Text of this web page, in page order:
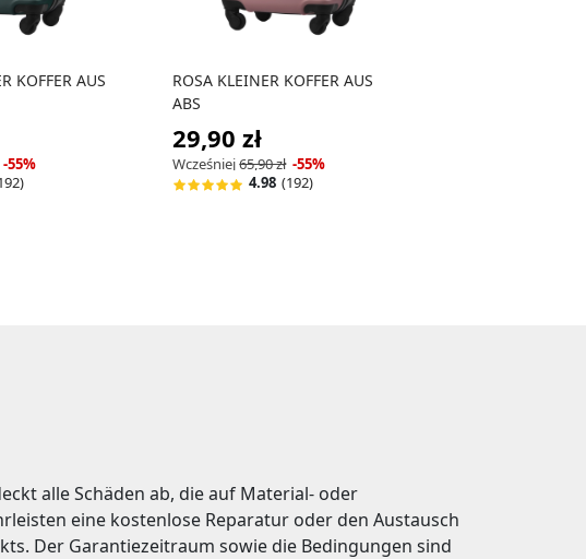
KOFFER AUS
-55%
ROSA KLEINER KOFFER AUS
ABS
29,90 zł
Wcześniej65,90 zł -55%
4.98 (192)
alle Schäden ab, die auf Material- oder
eine kostenlose Reparatur oder den Austausch
Der Garantiezeitraum sowie die Bedingungen sind